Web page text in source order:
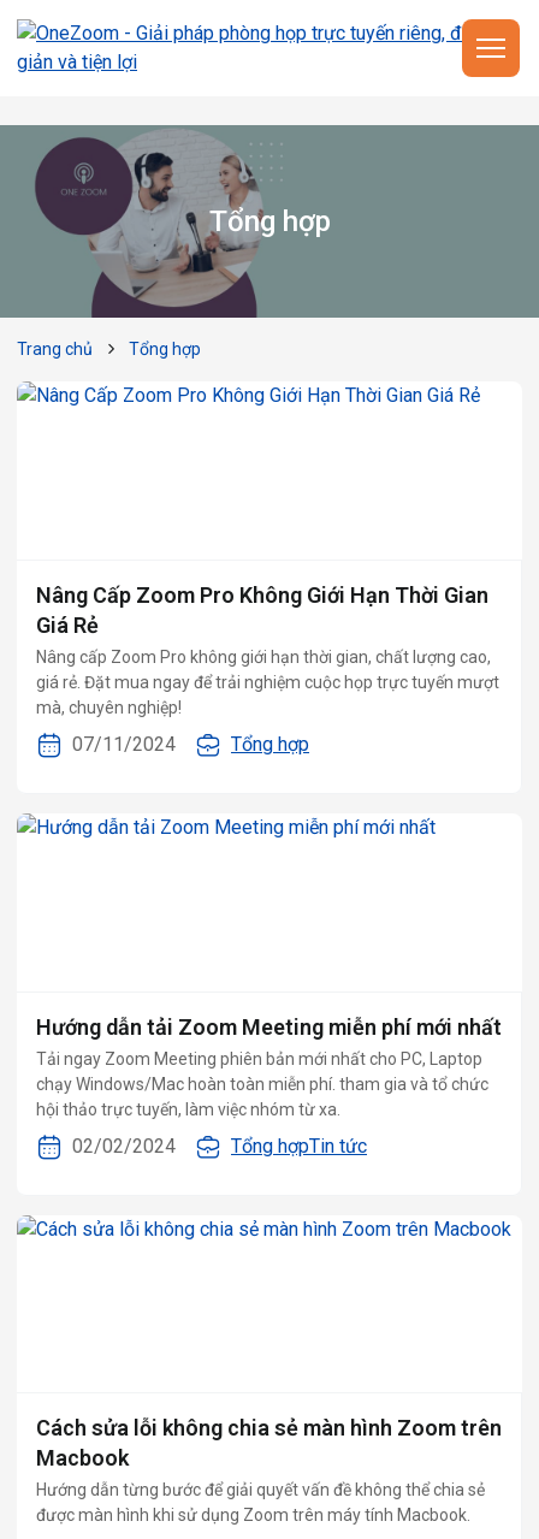
Tổng hợp
Trang chủ Tổng hợp
Nâng Cấp Zoom Pro Không Giới Hạn Thời Gian
Giá Rẻ
Nâng cấp Zoom Pro không giới hạn thời gian, chất lượng cao,
giá rẻ. Đặt mua ngay để trải nghiệm cuộc họp trực tuyến mượt
mà, chuyên nghiệp!
07/11/2024 Tổng hợp
Hướng dẫn tải Zoom Meeting miễn phí mới nhất
Tải ngay Zoom Meeting phiên bản mới nhất cho PC, Laptop
chạy Windows/Mac hoàn toàn miễn phí. tham gia và tổ chức
hội thảo trực tuyến, làm việc nhóm từ xa.
02/02/2024 Tổng hợpTin tức
Cách sửa lỗi không chia sẻ màn hình Zoom trên
Macbook
Hướng dẫn từng bước để giải quyết vấn đề không thể chia sẻ
được màn hình khi sử dụng Zoom trên máy tính Macbook.